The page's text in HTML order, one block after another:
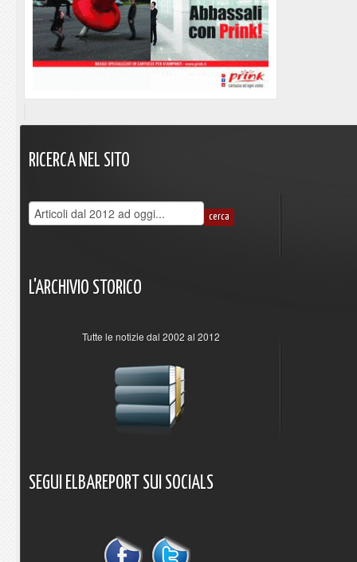
RICERCA NEL SITO
L'ARCHIVIO STORICO
Tutte le notizie dal 2002 al 2012
SEGUI ELBAREPORT SUI SOCIALS